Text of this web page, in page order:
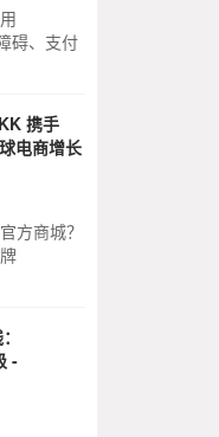
碍、支付
携手
电商增长
方商城？
-